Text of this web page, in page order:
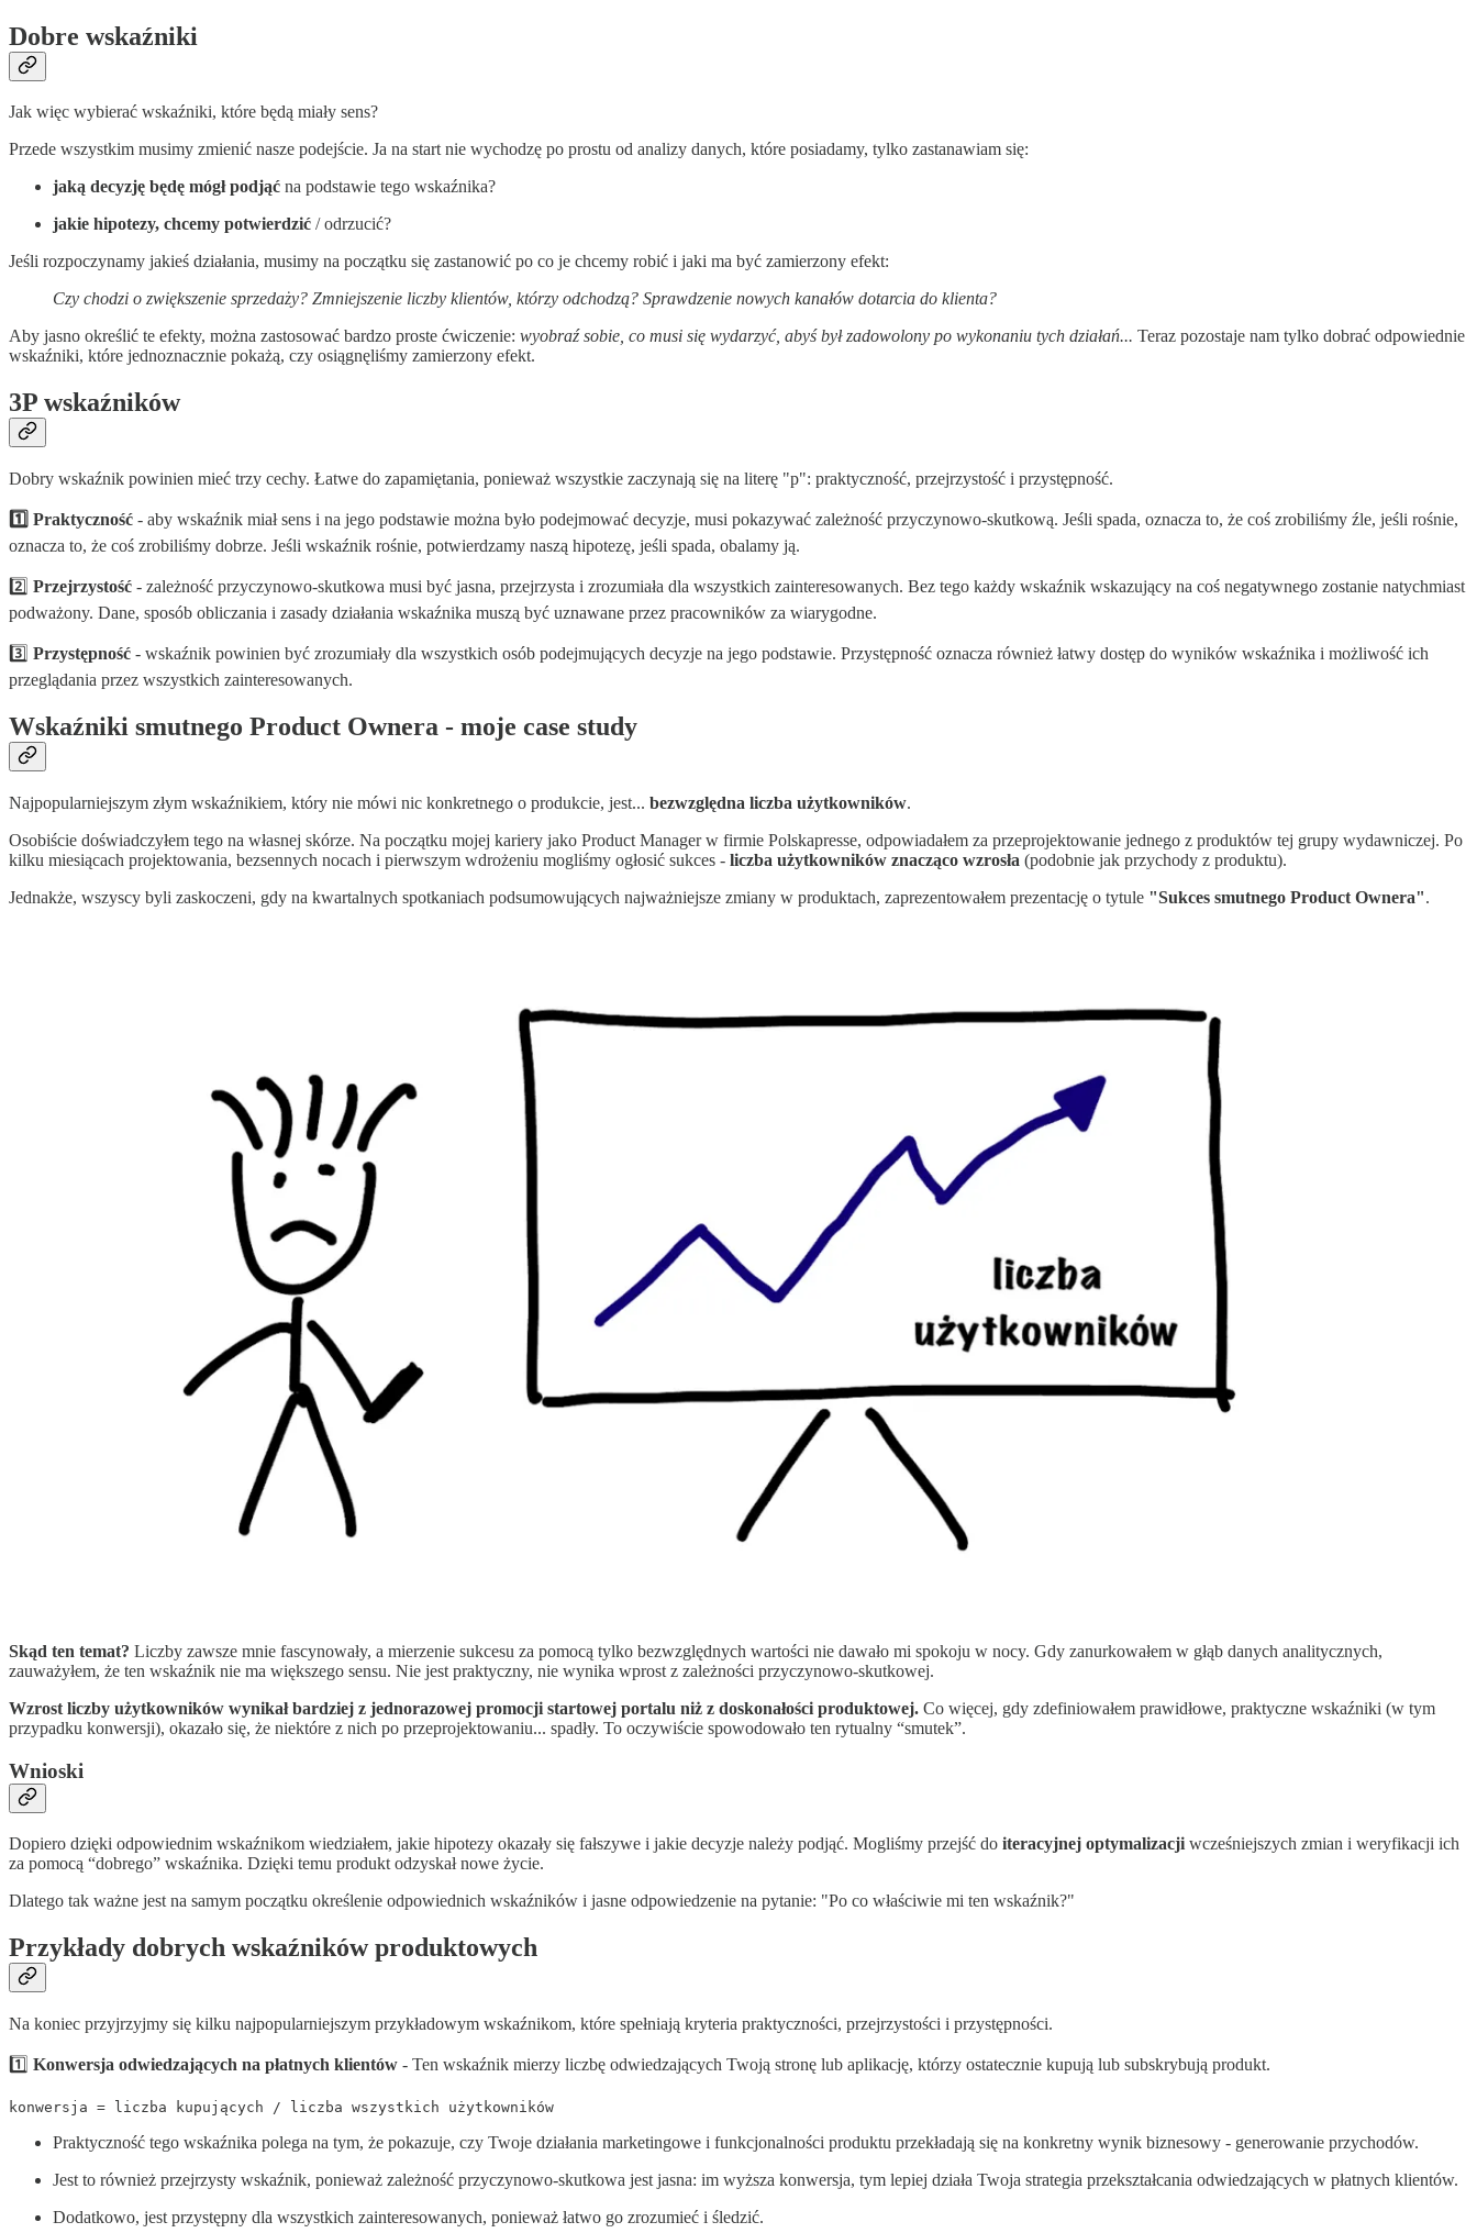
Dobre wskaźniki
Jak więc wybierać wskaźniki, które będą miały sens?
Przede wszystkim musimy zmienić nasze podejście. Ja na start nie wychodzę po prostu od analizy danych, które posiadamy, tylko zastanawiam się:
jaką decyzję będę mógł podjąć na podstawie tego wskaźnika?
jakie hipotezy, chcemy potwierdzić / odrzucić?
Jeśli rozpoczynamy jakieś działania, musimy na początku się zastanowić po co je chcemy robić i jaki ma być zamierzony efekt:
Czy chodzi o zwiększenie sprzedaży? Zmniejszenie liczby klientów, którzy odchodzą? Sprawdzenie nowych kanałów dotarcia do klienta?
Aby jasno określić te efekty, można zastosować bardzo proste ćwiczenie: wyobraź sobie, co musi się wydarzyć, abyś był zadowolony po wykonaniu tych działań... Teraz pozostaje nam tylko dobrać odpowiednie
wskaźniki, które jednoznacznie pokażą, czy osiągnęliśmy zamierzony efekt.
3P wskaźników
Dobry wskaźnik powinien mieć trzy cechy. Łatwe do zapamiętania, ponieważ wszystkie zaczynają się na literę "p": praktyczność, przejrzystość i przystępność.
1️⃣ Praktyczność - aby wskaźnik miał sens i na jego podstawie można było podejmować decyzje, musi pokazywać zależność przyczynowo-skutkową. Jeśli spada, oznacza to, że coś zrobiliśmy źle, jeśli rośnie,
oznacza to, że coś zrobiliśmy dobrze. Jeśli wskaźnik rośnie, potwierdzamy naszą hipotezę, jeśli spada, obalamy ją.
2️⃣ Przejrzystość - zależność przyczynowo-skutkowa musi być jasna, przejrzysta i zrozumiała dla wszystkich zainteresowanych. Bez tego każdy wskaźnik wskazujący na coś negatywnego zostanie natychmiast
podważony. Dane, sposób obliczania i zasady działania wskaźnika muszą być uznawane przez pracowników za wiarygodne.
3️⃣ Przystępność - wskaźnik powinien być zrozumiały dla wszystkich osób podejmujących decyzje na jego podstawie. Przystępność oznacza również łatwy dostęp do wyników wskaźnika i możliwość ich
przeglądania przez wszystkich zainteresowanych.
Wskaźniki smutnego Product Ownera - moje case study
Najpopularniejszym złym wskaźnikiem, który nie mówi nic konkretnego o produkcie, jest... bezwzględna liczba użytkowników.
Osobiście doświadczyłem tego na własnej skórze. Na początku mojej kariery jako Product Manager w firmie Polskapresse, odpowiadałem za przeprojektowanie jednego z produktów tej grupy wydawniczej. Po
kilku miesiącach projektowania, bezsennych nocach i pierwszym wdrożeniu mogliśmy ogłosić sukces - liczba użytkowników znacząco wzrosła (podobnie jak przychody z produktu).
Jednakże, wszyscy byli zaskoczeni, gdy na kwartalnych spotkaniach podsumowujących najważniejsze zmiany w produktach, zaprezentowałem prezentację o tytule "Sukces smutnego Product Ownera".
Skąd ten temat? Liczby zawsze mnie fascynowały, a mierzenie sukcesu za pomocą tylko bezwzględnych wartości nie dawało mi spokoju w nocy. Gdy zanurkowałem w głąb danych analitycznych,
zauważyłem, że ten wskaźnik nie ma większego sensu. Nie jest praktyczny, nie wynika wprost z zależności przyczynowo-skutkowej.
Wzrost liczby użytkowników wynikał bardziej z jednorazowej promocji startowej portalu niż z doskonałości produktowej. Co więcej, gdy zdefiniowałem prawidłowe, praktyczne wskaźniki (w tym
przypadku konwersji), okazało się, że niektóre z nich po przeprojektowaniu... spadły. To oczywiście spowodowało ten rytualny “smutek”.
Wnioski
Dopiero dzięki odpowiednim wskaźnikom wiedziałem, jakie hipotezy okazały się fałszywe i jakie decyzje należy podjąć. Mogliśmy przejść do iteracyjnej optymalizacji wcześniejszych zmian i weryfikacji ich
za pomocą “dobrego” wskaźnika. Dzięki temu produkt odzyskał nowe życie.
Dlatego tak ważne jest na samym początku określenie odpowiednich wskaźników i jasne odpowiedzenie na pytanie: "Po co właściwie mi ten wskaźnik?"
Przykłady dobrych wskaźników produktowych
Na koniec przyjrzyjmy się kilku najpopularniejszym przykładowym wskaźnikom, które spełniają kryteria praktyczności, przejrzystości i przystępności.
1️⃣ Konwersja odwiedzających na płatnych klientów - Ten wskaźnik mierzy liczbę odwiedzających Twoją stronę lub aplikację, którzy ostatecznie kupują lub subskrybują produkt.
konwersja = liczba kupujących / liczba wszystkich użytkowników
Praktyczność tego wskaźnika polega na tym, że pokazuje, czy Twoje działania marketingowe i funkcjonalności produktu przekładają się na konkretny wynik biznesowy - generowanie przychodów.
Jest to również przejrzysty wskaźnik, ponieważ zależność przyczynowo-skutkowa jest jasna: im wyższa konwersja, tym lepiej działa Twoja strategia przekształcania odwiedzających w płatnych klientów.
Dodatkowo, jest przystępny dla wszystkich zainteresowanych, ponieważ łatwo go zrozumieć i śledzić.